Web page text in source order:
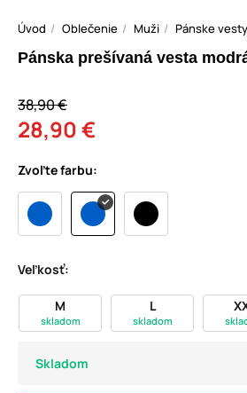
Úvod Oblečenie Muži Pánske vesty
Pánska prešívaná vesta
38,90 €
28,90 €
Zvoľte farbu:
Veľkosť:
M
skladom
L
skladom
Skladom